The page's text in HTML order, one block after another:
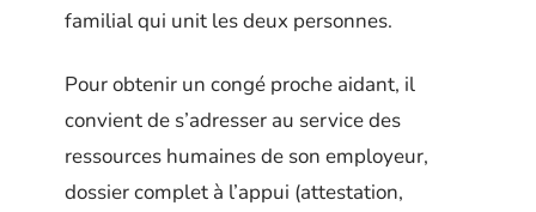
familial qui unit les deux personnes.
Pour obtenir un congé proche aidant, il
convient de s’adresser au service des
ressources humaines de son employeur,
dossier complet à l’appui (attestation,